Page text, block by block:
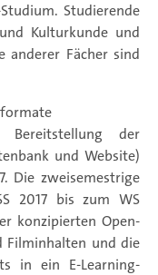
Studierende
Kulturkunde und
anderer Fächer sind
der
und Website)
Die zweisemestrige
2017 bis zum WS
konzipierten Open-
Filminhalten und die
in ein E-Learning-